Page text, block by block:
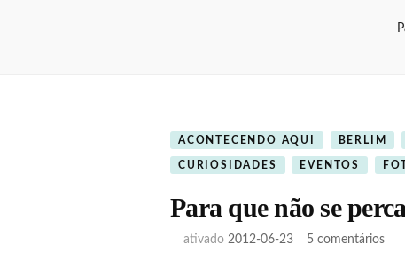
ACONTECENDO AQUI BERLIM
CURIOSIDADES EVENTOS
Para que não se
ativado 2012-06-23 5 comentáriosem